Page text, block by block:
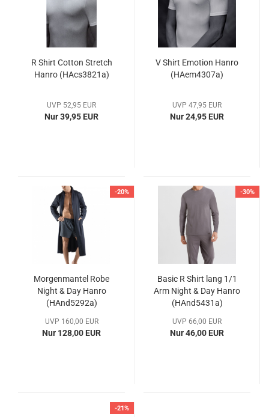
R Shirt Cotton Stretch
Hanro (HAcs3821a)
UVP 52,95 EUR
Nur 39,95 EUR
V Shirt Emotion Hanro
(HAem4307a)
UVP 47,95 EUR
Nur 24,95 EUR
-20%
Morgenmantel Robe
Night & Day Hanro
(HAnd5292a)
UVP 160,00 EUR
Nur 128,00 EUR
-30%
Basic R Shirt lang 1/1
Arm Night & Day Hanro
(HAnd5431a)
UVP 66,00 EUR
Nur 46,00 EUR
-21%